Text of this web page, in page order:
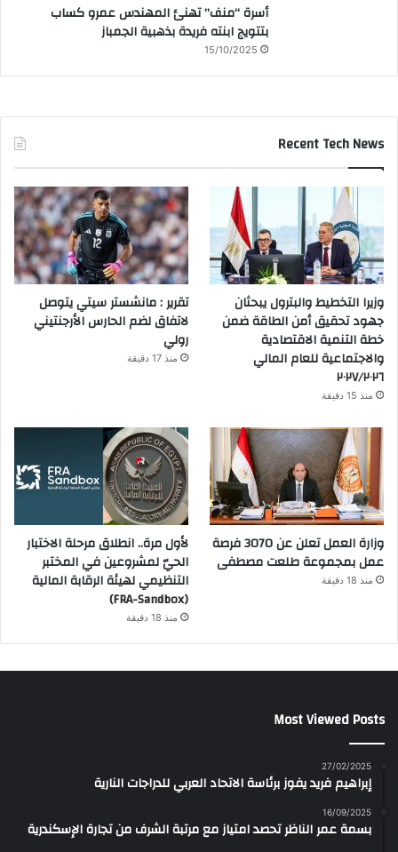
أسرة “منف” تهنئ المهندس عمرو كساب
بتتويج ابنته فريدة بذهبية الجمباز
15/10/2025
Recent Tech News
وزيرا التخطيط والبترول يبحثان
جهود تحقيق أمن الطاقة ضمن
خطة التنمية الاقتصادية
والاجتماعية للعام المالي
٢٠٢٧/٢٠٢٦
منذ 15 دقيقة
تقرير : مانشستر سيتي يتوصل
لاتفاق لضم الحارس الأرجنتيني
رولي
منذ 17 دقيقة
وزارة العمل تعلن عن 3070 فرصة
عمل بمجموعة طلعت مصطفى
منذ 18 دقيقة
لأول مرة.. انطلاق مرحلة الاختبار
الحيّ لمشروعين في المختبر
التنظيمي لهيئة الرقابة المالية
(FRA-Sandbox)
منذ 18 دقيقة
Most Viewed Posts
27/02/2025
إبراهيم فريد يفوز برئاسة الاتحاد العربي للدراجات النارية
16/09/2025
بسمة عمر الناظر تحصد امتياز مع مرتبة الشرف من تجارة الإسكندرية